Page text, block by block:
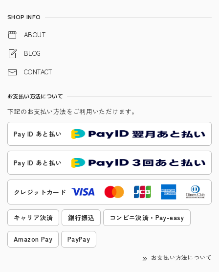
SHOP INFO
ABOUT
BLOG
CONTACT
お支払い方法について
下記のお支払い方法をご利用いただけます。
Pay ID あと払い
Pay ID あと払い
クレジットカード
キャリア決済 銀行振込 コンビニ決済・Pay-easy
Amazon Pay PayPay
お支払い方法について